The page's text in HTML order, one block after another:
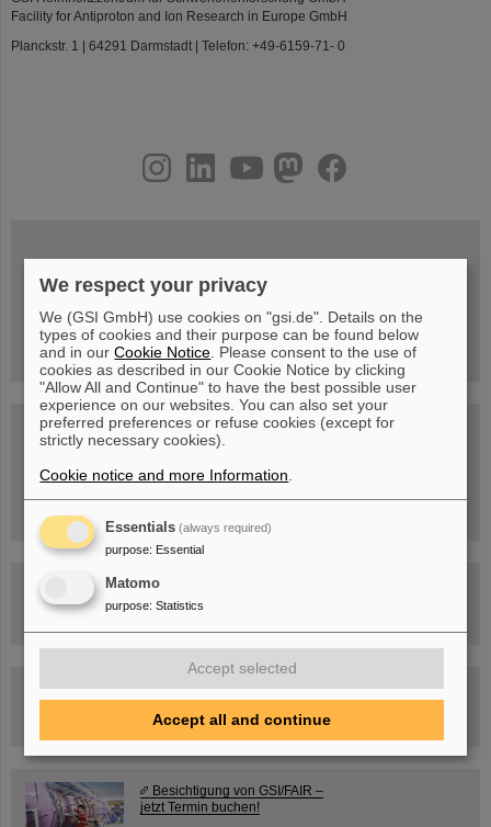
Facility for Antiproton and Ion Research in Europe GmbH
Planckstr. 1 | 64291 Darmstadt | Telefon: +49-6159-71- 0
youtube
helmholtz.social
facebook
Mittwoch, 19.08.2026, 14 Uhr
Warum existiert nicht einfach nichts?
Hannah Elfner,
GSI/FAIR/Goethe-Universität
Anmeldung und weitere Informationen
SCIENCE POP-UP
geöffnet Di – Fr,
Sa, 11.07.26, 10:30-16:00 Uhr
FAIR-Trailer: Der Weg der Teilchen durch die
Beschleunigeranlage
Rundflug über die FAIR-Baustelle
Besichtigung von GSI/FAIR –
jetzt Termin buchen!
We respect your privacy
We (GSI GmbH) use cookies on "gsi.de". Details on the
types of cookies and their purpose can be found below
and in ourCookie Notice . Please consent to the use of
cookies as described in our Cookie Notice by clicking
"Allow All and Continue" to have the best possible user
experience on our websites. You can also set your
preferred preferences or refuse cookies (except for
strictly necessary cookies).
Cookie notice and more Information
Essentials (always required)
purpose: Essential
Matomo
purpose: Statistics
Accept selected
Accept all and continue